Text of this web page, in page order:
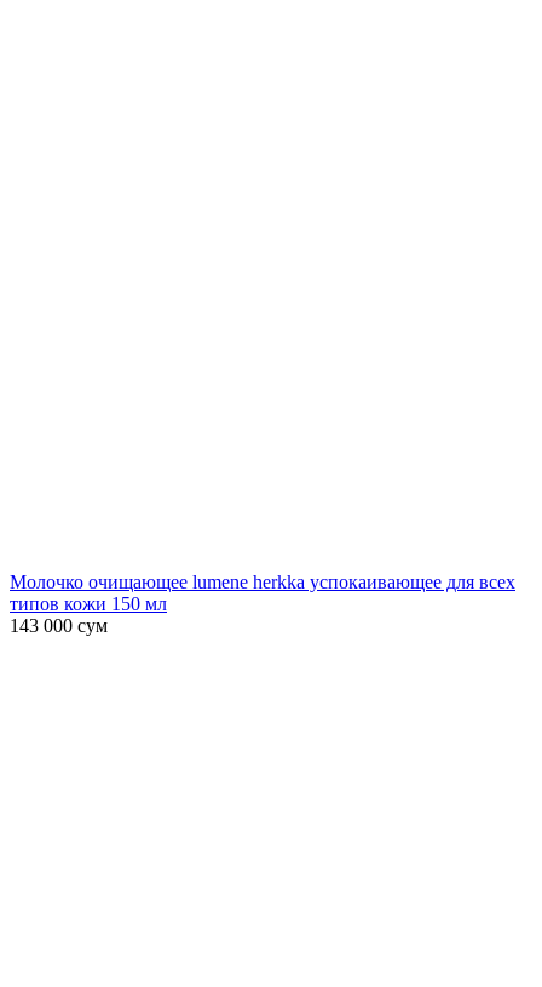
Молочко очищающее lumene herkka успокаивающее для всех
типов кожи 150 мл
143 000 сум